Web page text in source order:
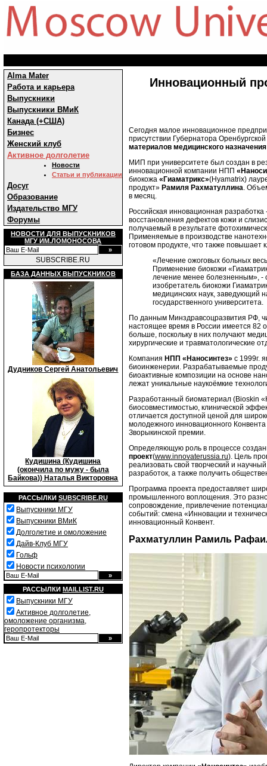
Alma Mater
Работа и карьера
Выпускники
Выпускники ВМиК
Канада (+США)
Бизнес
Женский клуб
Активное долголетие
Новости
Статьи и публикации
Досуг
Образование
Издательство МГУ
Форумы
НОВОСТИ ДЛЯ ВЫПУСКНИКОВ
МГУ ИМ.ЛОМОНОСОВА
SUBSCRIBE.RU
БАЗА ДАННЫХ ВЫПУСКНИКОВ
Дудников Сергей Анатольевич
Кудишина (Кудишина
(окончила по мужу - была
Байкова)) Наталья Викторовна
РАССЫЛКИ SUBSCRIBE.RU
Выпускники МГУ
Выпускники ВМиК
Долголетие и омоложение
Дайв-Клуб МГУ
Гольф
Новости психологии
РАССЫЛКИ MAILLIST.RU
Выпускники МГУ
Активное долголетие,
омоложение организма,
геропротекторы
Инновационный
Сегодня малое инновационное
присутствии Губернатора
материалов медицинского назначения
МИП при университете был создан в
инновационной компании НПП
биокожа «Гиаматрикс»(Hyamatrix)
продукт» Рамиля Рахматуллина .
в месяц.
Российская инновационная разработка
восстановления дефектов кожи и
получаемый в результате
Применяемые в производстве
готовом продукте, что также повышает
«Лечение ожоговых больных
Применение биокожи
лечение менее болезненным»,
изобретатель биокожи
медицинских наук, заведующий
государственного университета.
По данным Минздравсоцразвития РФ,
настоящее время в России имеется 82
больше, поскольку в них получают
хирургические и травматологические
Компания НПП «Наносинтез» с 1999г.
биоинженерии. Разрабатываемые
биоактивные композиции на основе
лежат уникальные наукоёмкие
Разработанный биоматериал (Вioskin
биосовместимостью, клинической
отличается доступной ценой для
молодежного инновационного
Зворыкинской премии.
Определяющую роль в процессе
проект(www.innovaterussia.ru). Цель
реализовать свой творческий и
разработок, а также получить
Программа проекта предоставляет
промышленного воплощения. Это
сопровождение, привлечение
событий: смена «Инновации и
инновационный Конвент.
Рахматуллин Рамиль